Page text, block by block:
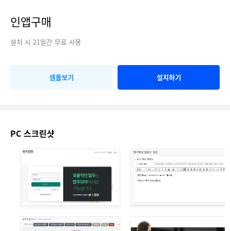
인앱구매
설치 시 21일간 무료 사용
샘플보기 설치하기
PC 스크린샷